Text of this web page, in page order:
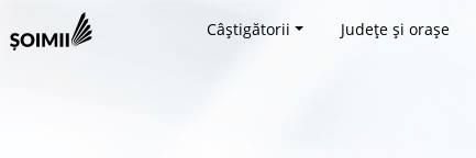
Câștigătorii Județe și orașe